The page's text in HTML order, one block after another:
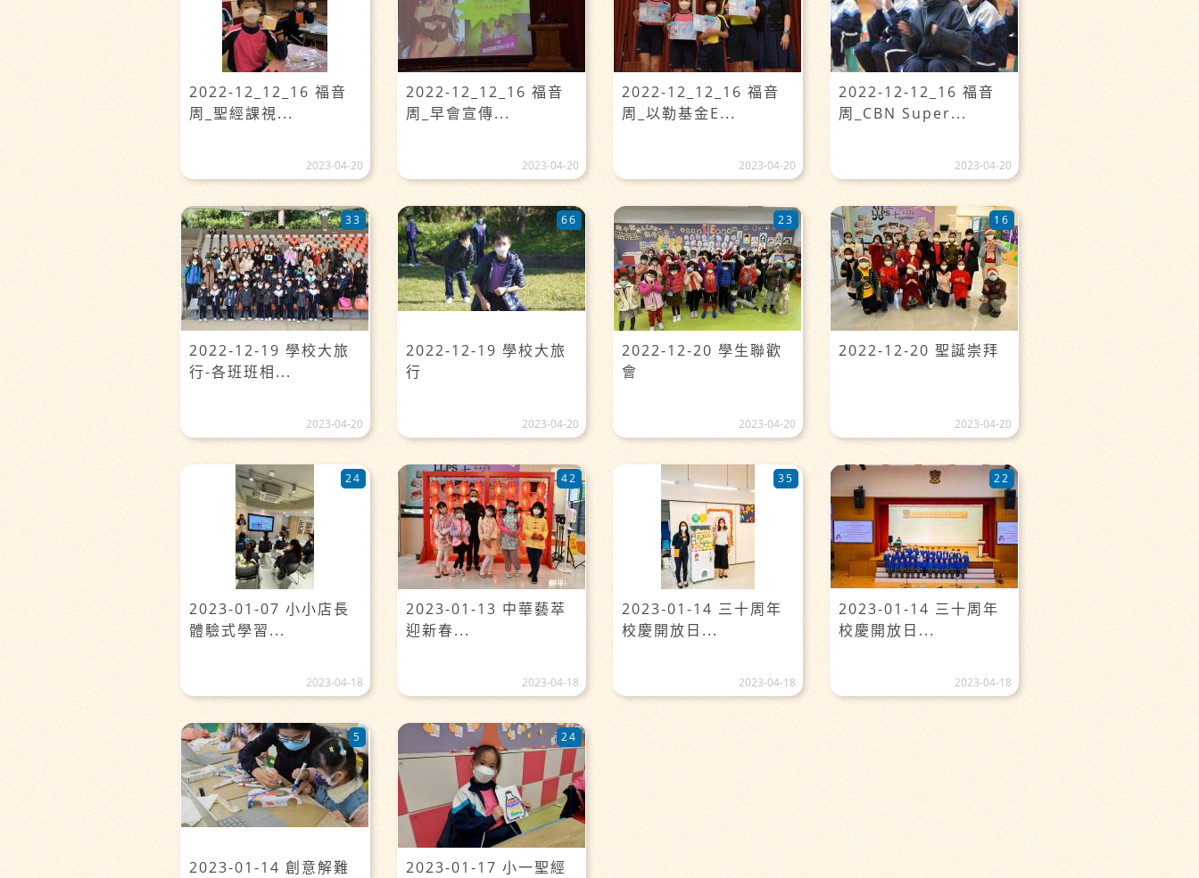
2022-12_12_16 福音
周_聖經課視...
2023-04-20
2022-12_12_16 福音
周_早會宣傳...
2023-04-20
2022-12_12_16 福音
周_以勒基金E...
2023-04-20
2022-12-12_16 福音
周_CBN Super...
2023-04-20
2022-12-19 學校大旅
行-各班班相...
33
2023-04-20
2022-12-19 學校大旅
行
66
2023-04-20
2022-12-20 學生聯歡
會
23
2023-04-20
2022-12-20 聖誕崇拜
16
2023-04-20
2023-01-07 小小店長
體驗式學習...
24
2023-04-18
2023-01-13 中華藝萃
迎新春...
42
2023-04-18
2023-01-14 三十周年
校慶開放日...
35
2023-04-18
2023-01-14 三十周年
校慶開放日...
22
2023-04-18
2023-01-14 創意解難
5
2023-01-17 小一聖經
24